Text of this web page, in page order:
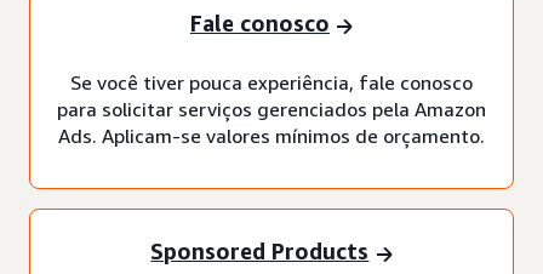
Fale conosco
Se você tiver pouca experiência, fale conosco
para solicitar serviços gerenciados pela Amazon
Ads. Aplicam-se valores mínimos de orçamento.
Sponsored Products